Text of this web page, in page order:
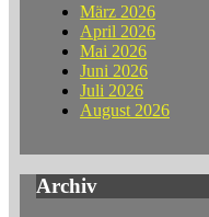
März 2026
April 2026
Mai 2026
Juni 2026
Juli 2026
August 2026
Archiv